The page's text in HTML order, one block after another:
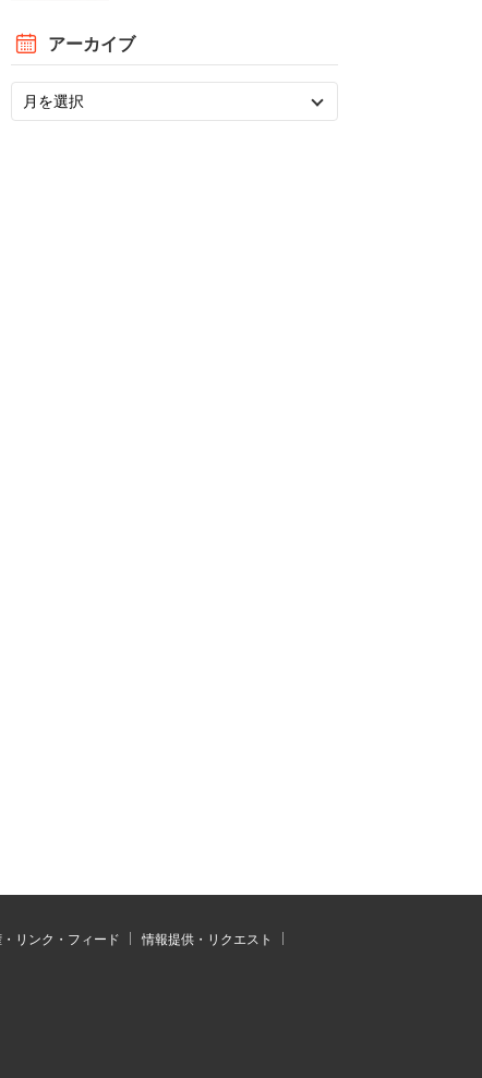
アーカイブ
リンク・フィード
情報提供・リクエスト